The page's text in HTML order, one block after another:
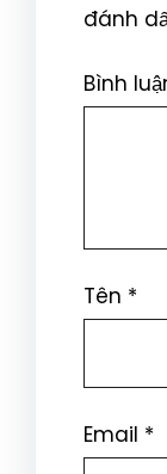
đánh
Bình
Tên *
Email *